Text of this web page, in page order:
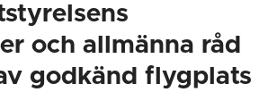
och allmänna råd
godkänd flygplats